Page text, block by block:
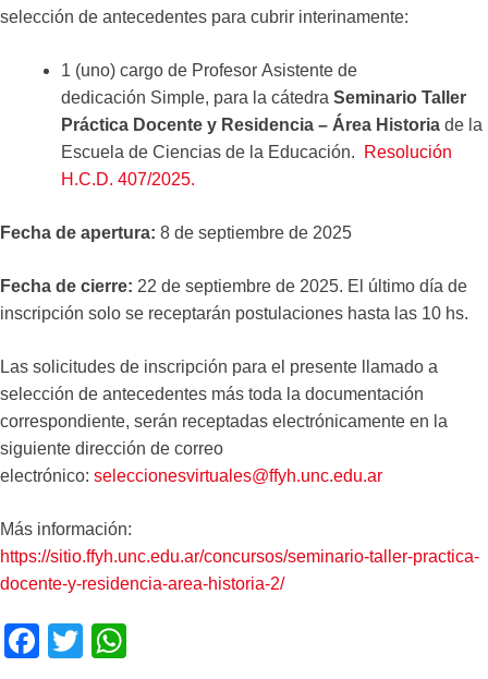
selección de antecedentes para cubrir interinamente:
1 (uno) cargo de Profesor Asistente de
dedicación Simple, para la cátedra Seminario Taller
Práctica Docente y Residencia – Área Historia de la
Escuela de Ciencias de la Educación.
Resolución
H.C.D. 407/2025.
Fecha de apertura: 8 de septiembre de 2025
Fecha de cierre: 22 de septiembre de 2025. El último día de
inscripción solo se receptarán postulaciones hasta las 10 hs.
Las solicitudes de inscripción para el presente llamado a
selección de antecedentes más toda la documentación
correspondiente, serán receptadas electrónicamente en la
siguiente dirección de correo
electrónico: seleccionesvirtuales@ffyh.unc.edu.ar
Más información:
https://sitio.ffyh.unc.edu.ar/concursos/seminario-taller-practica-
docente-y-residencia-area-historia-2/
F
T